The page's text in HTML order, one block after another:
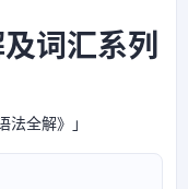
词汇系列
全解》」